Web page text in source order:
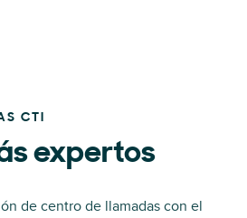
CTI
expertos
de centro de llamadas con el